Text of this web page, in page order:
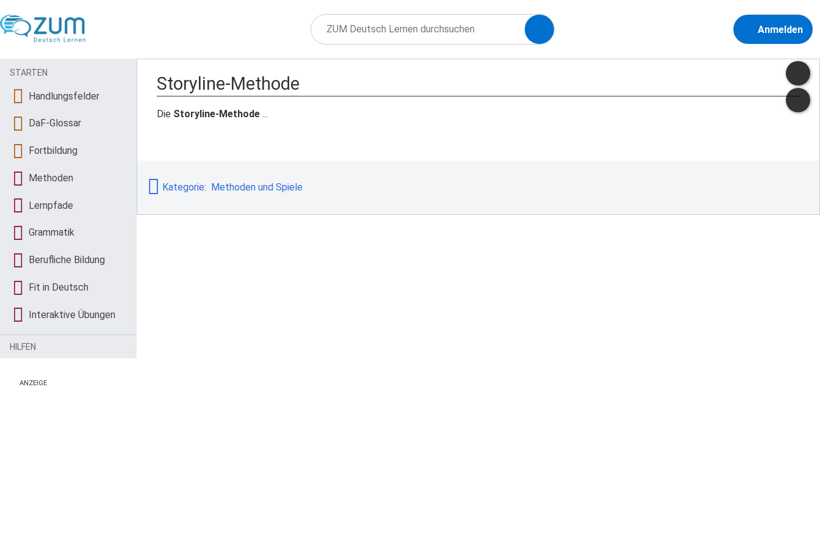
Anmelden
Storyline-Methode
Die Storyline-Methode ...
Kategorie: Methoden und Spiele
STARTEN
Handlungsfelder
DaF-Glossar
Fortbildung
Methoden
Lernpfade
Grammatik
Berufliche Bildung
Fit in Deutsch
Interaktive Übungen
HILFEN
ANZEIGE